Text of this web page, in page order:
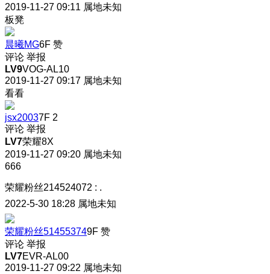
2019-11-27 09:11 属地未知
板凳
晨曦MG6F 赞
评论 举报
LV9VOG-AL10
2019-11-27 09:17 属地未知
看看
jsx20037F 2
评论 举报
LV7荣耀8X
2019-11-27 09:20 属地未知
666
荣耀粉丝214524072 : .
2022-5-30 18:28 属地未知
荣耀粉丝514553749F 赞
评论 举报
LV7EVR-AL00
2019-11-27 09:22 属地未知